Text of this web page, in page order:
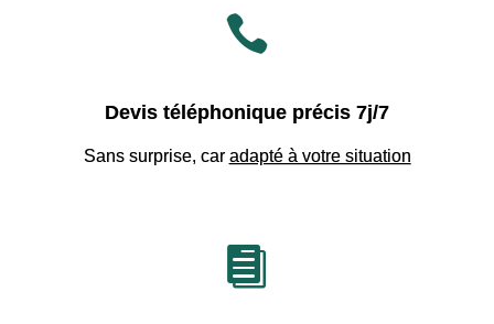

Devis téléphonique précis 7j/7
Sans surprise, car adapté à votre situation
